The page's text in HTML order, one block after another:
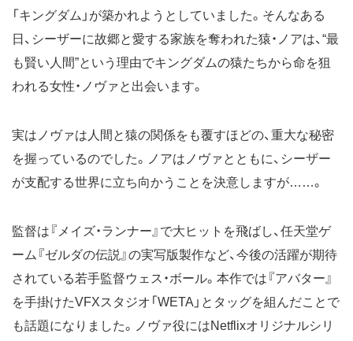
「キングダム」が築かれようとしていました。そんなある
日、シーザーに故郷と愛する家族を奪われた猿・ノアは、“最
も賢い人間”という理由でキングダムの猿たちから命を狙
われる女性・ノヴァと出会います。
実はノヴァは人間と猿の関係をも覆すほどの、重大な秘密
を握っているのでした。ノアはノヴァとともに、シーザー
が支配する世界に立ち向かうことを決意しますが……。
監督は『メイズ・ランナー』で大ヒットを飛ばし、任天堂ゲ
ーム『ゼルダの伝説』の実写版製作など、今後の活躍が期待
されている若手監督ウェス・ボール。本作では『アバター』
を手掛けたVFXスタジオ「WETA」とタッグを組んだことで
も話題になりました。ノヴァ役にはNetflixオリジナルシリ